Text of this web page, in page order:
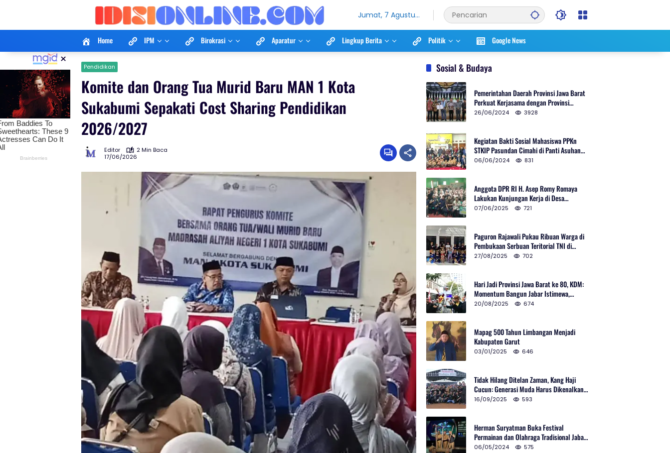
Jumat, 7 Agustus
Home IPM Birokrasi Aparatur Lingkup Berita Politik Google News
× Pendidikan
Komite dan Orang Tua Murid Baru MAN 1 Kota
Sukabumi Sepakati Cost Sharing Pendidikan
2026/2027
Editor
2 Min Baca
17/06/2026
Sosial & Budaya
Pemerintahan Daerah Provinsi Jawa Barat
Perkuat Kerjasama dengan Provinsi
Chungcheongnam Do Korea Selatan
26/06/2024 3928
Kegiatan Bakti Sosial Mahasiswa PPKn
STKIP Pasundan Cimahi di Panti Asuhan
Ulul Azmi Kota Cimahi
06/06/2024 831
Anggota DPR RI H. Asep Romy Romaya
Lakukan Kunjungan Kerja di Desa
Patrolsari
07/06/2025 721
Paguron Rajawali Pukau Ribuan Warga di
Pembukaan Serbuan Teritorial TNI di
Cibatu
27/08/2025 702
Hari Jadi Provinsi Jawa Barat ke 80, KDM:
Momentum Bangun Jabar Istimewa,
Lembur di Urus Kota Ditata
20/08/2025 674
Mapag 500 Tahun Limbangan Menjadi
Kabupaten Garut
03/01/2025 646
Tidak Hilang Ditelan Zaman, Kang Haji
Cucun: Generasi Muda Harus Dikenalkan
Pencak Silat
16/09/2025 593
Herman Suryatman Buka Festival
Permainan dan Olahraga Tradisional Jabar
2024 di Gedung Teater Tertutup
06/05/2024 575